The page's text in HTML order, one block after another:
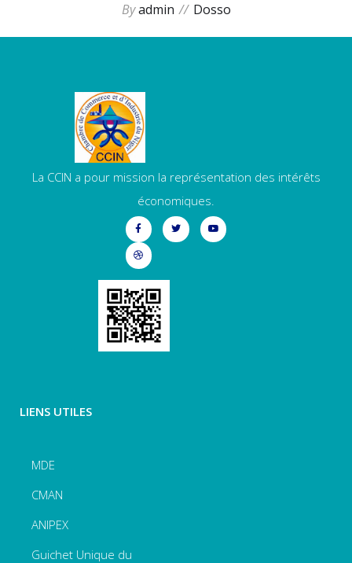
Byadmin Dosso
La CCIN a pour mission la représentation des intérêts
économiques.
LIENS UTILES
MDE
CMAN
ANIPEX
Guichet Unique du